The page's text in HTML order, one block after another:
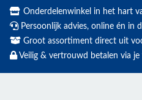
Onderdelenwinkel in het hart
Persoonlijk advies, online én in
Groot assortiment direct uit
Veilig & vertrouwd betalen via